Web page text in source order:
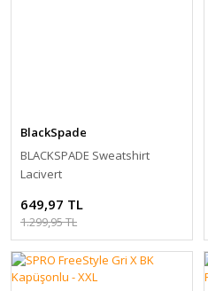
BlackSpade
BLACKSPADE Sweatshirt
Lacivert
649,97 TL
1.299,95 TL